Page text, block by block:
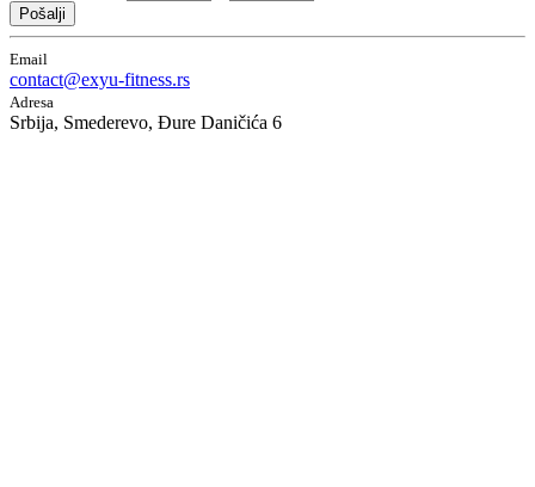
Pošalji
Email
contact@exyu-fitness.rs
Adresa
Srbija, Smederevo, Đure Daničića 6